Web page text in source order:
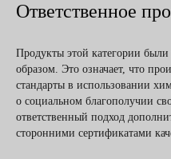
Ответственное
Продукты этой категории
образом. Это означает, что
стандарты в использовании
о социальном благополучии
ответственный подход
сторонними сертификатами